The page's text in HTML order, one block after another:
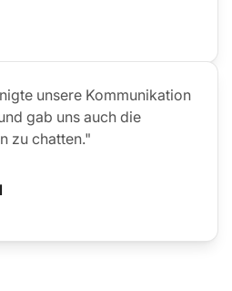
unsere Kommunikation
gab uns auch die
zu chatten."